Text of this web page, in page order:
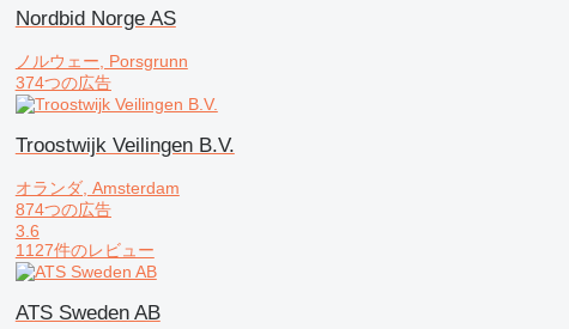
Nordbid Norge AS
ノルウェー, Porsgrunn
374つの広告
Troostwijk Veilingen B.V.
オランダ, Amsterdam
874つの広告
3.6
1127件のレビュー
ATS Sweden AB